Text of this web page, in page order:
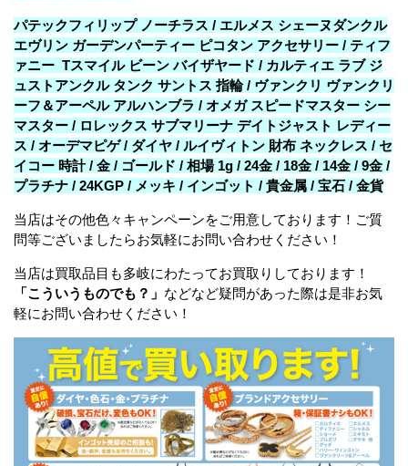
パテックフィリップ ノーチラス / エルメス シェーヌダンクル
エヴリン ガーデンパーティー ピコタン アクセサリー / ティフ
ァニー Tスマイル ビーン バイザヤード / カルティエ ラブ ジ
ュストアンクル タンク サントス 指輪 / ヴァンクリ ヴァンクリ
ーフ＆アーペル アルハンブラ / オメガ スピードマスター シー
マスター / ロレックス サブマリーナ デイトジャスト レディー
ス / オーデマピゲ / ダイヤ / ルイヴィトン 財布 ネックレス / セ
イコー 時計 / 金 / ゴールド / 相場 1g / 24金 / 18金 / 14金 / 9金 /
プラチナ / 24KGP / メッキ / インゴット / 貴金属 / 宝石 / 金貨
当店はその他色々キャンペーンをご用意しております！ご質
問等ございましたらお気軽にお問い合わせください！
当店は買取品目も多岐にわたってお買取りしております！
「こういうものでも？」 などなど疑問があった際は是非お気
軽にお問い合わせください！